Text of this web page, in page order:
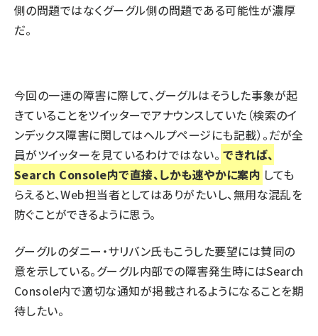
側の問題ではなくグーグル側の問題である可能性が濃厚
だ。
今回の一連の障害に際して、グーグルはそうした事象が起
きていることをツイッターでアナウンスしていた（検索のイ
ンデックス障害に関してはヘルプページにも記載）。だが全
員がツイッターを見ているわけではない。 できれば、
Search Console内で直接、しかも速やかに案内 しても
らえると、Web担当者としてはありがたいし、無用な混乱を
防ぐことができるように思う。
グーグルのダニー・サリバン氏もこうした要望には賛同の
意を示している。グーグル内部での障害発生時にはSearch
Console内で適切な通知が掲載されるようになることを期
待したい。